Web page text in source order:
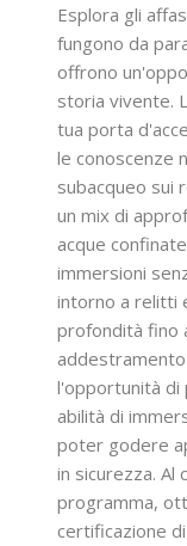
Esplora gli
fungono da
offrono
storia vivente.
tua porta
le conoscenze
subacqueo sui
un mix di
acque
immersioni
intorno a relitti
profondità fino
l'opportunità di
abilità di
poter godere
in sicurezza. Al
programma,
certificazione